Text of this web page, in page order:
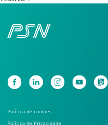
Política de cookies
Política de Privacidade